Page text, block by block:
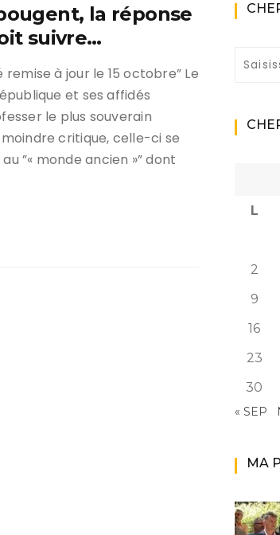
la réponse
suivre…
à jour le 15 octobre” Le
et ses affidés
le plus souverain
critique, celle-ci se
”« monde ancien »” dont
L
2
9
16
23
30
« SEP
MA